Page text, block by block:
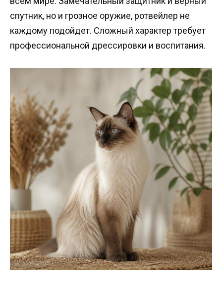
спутник, но и грозное оружие, ротвейлер не
каждому подойдет. Сложный характер требует
профессиональной дрессировки и воспитания.